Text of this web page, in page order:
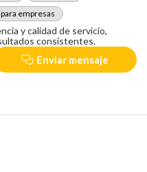
empresas
y calidad de servicio,
consistentes.
Enviar mensaje